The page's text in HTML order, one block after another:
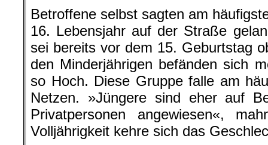
Betroffene selbst sagten am
16. Lebensjahr auf der Straße
sei bereits vor dem 15. Geburtstag
den Minderjährigen befänden sich
so Hoch. Diese Gruppe falle am
Netzen. »Jüngere sind eher auf
Privatpersonen angewiesen«,
Volljährigkeit kehre sich das